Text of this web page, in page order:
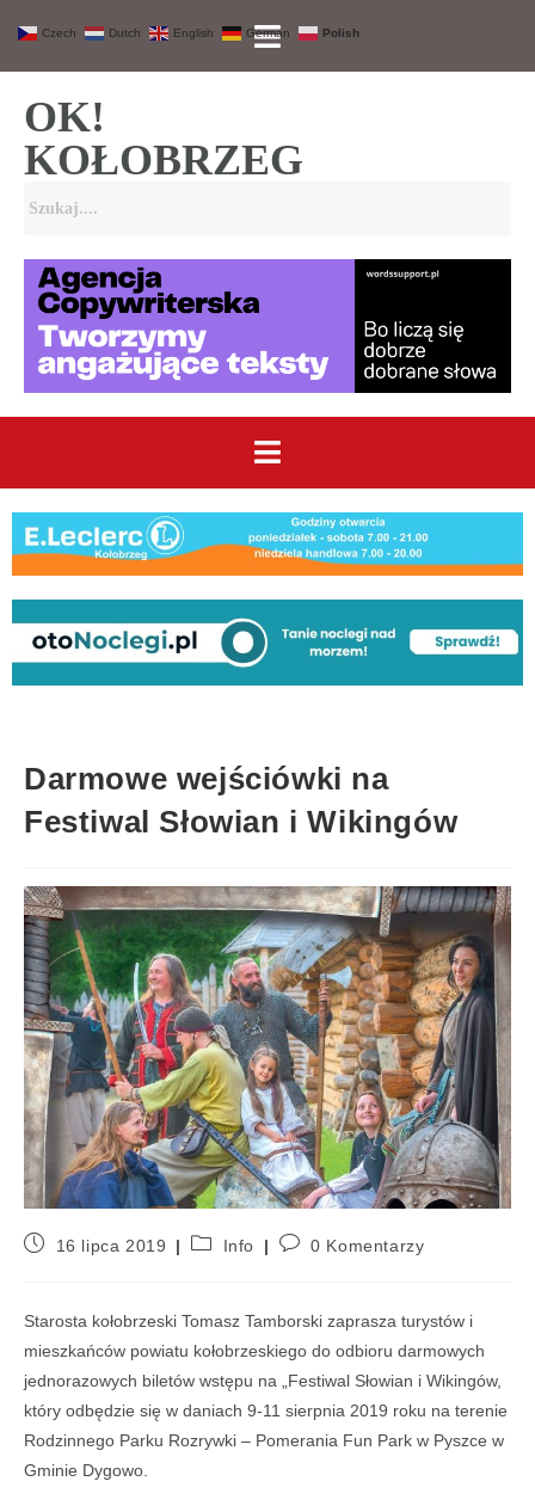
OK!
KOŁOBRZEG
Darmowe wejściówki na
Festiwal Słowian i Wikingów
16 lipca 2019 Info 0 Komentarzy
Starosta kołobrzeski Tomasz Tamborski zaprasza turystów i
mieszkańców powiatu kołobrzeskiego do odbioru darmowych
jednorazowych biletów wstępu na „Festiwal Słowian i Wikingów,
który odbędzie się w daniach 9-11 sierpnia 2019 roku na terenie
Rodzinnego Parku Rozrywki – Pomerania Fun Park w Pyszce w
Gminie Dygowo.
Czech Dutch English German Polish